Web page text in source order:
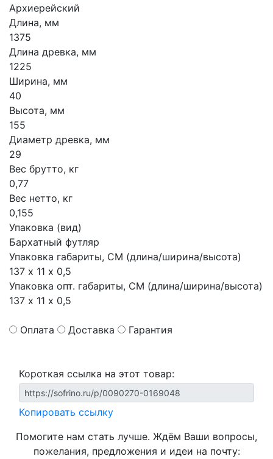
Архиерейский
Длина, мм
1375
Длина древка, мм
1225
Ширина, мм
40
Высота, мм
155
Диаметр древка, мм
29
Вес брутто, кг
0,77
Вес нетто, кг
0,155
Упаковка (вид)
Бархатный футляр
Упаковка габариты, СМ (длина/ширина/высота)
137 х 11 х 0,5
Упаковка опт. габариты, СМ (длина/ширина/высота)
137 х 11 х 0,5
Оплата Доставка Гарантия
Короткая ссылка на этот товар:
Копировать ссылку
Помогите нам стать лучше. Ждём Ваши вопросы,
пожелания, предложения и идеи на почту: